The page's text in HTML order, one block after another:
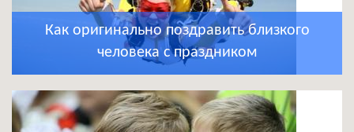
Как оригинально поздравить близкого
человека с праздником